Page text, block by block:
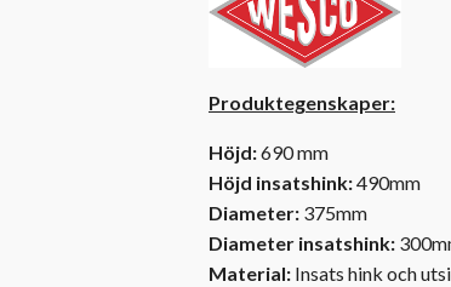
Produktegenskaper:
Höjd:690 mm
Höjd insatshink:490mm
Diameter: 375mm
Diameter insatshink:
Material: Insats hink och